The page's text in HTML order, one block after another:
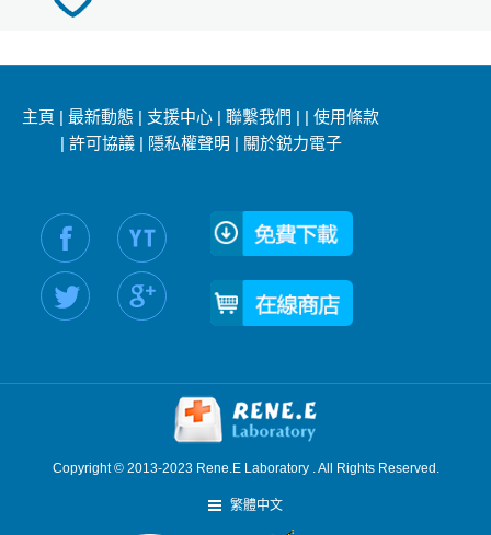
主頁 |最新動態 | 支援中心 |聯繫我們 | |使用條款
| 許可協議| 隱私權聲明 | 關於鋭力電子
社交媒體信息：
Copyright © 2013-2023 Rene.E Laboratory . All Rights Reserved.
繁體中文